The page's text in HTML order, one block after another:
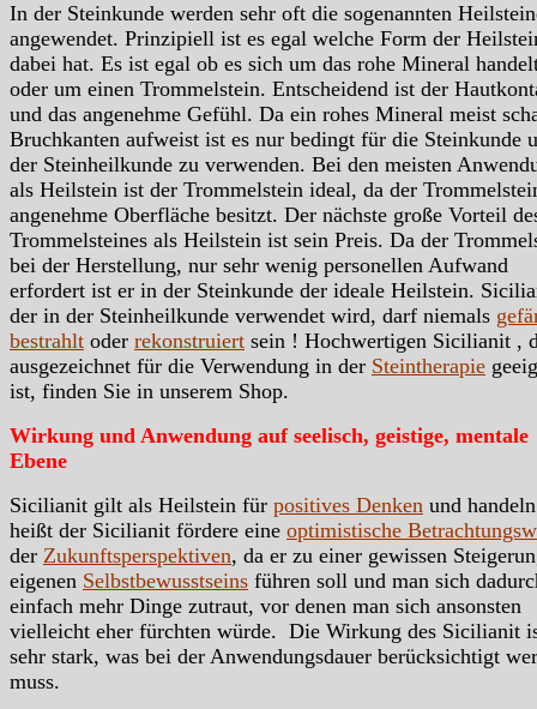
In der Steinkunde werden sehr oft die sogenannten
angewendet. Prinzipiell ist es egal welche Form der
dabei hat. Es ist egal ob es sich um das rohe Mineral
oder um einen Trommelstein. Entscheidend ist der
und das angenehme Gefühl. Da ein rohes Mineral meist
Bruchkanten aufweist ist es nur bedingt für die Steinkunde
der Steinheilkunde zu verwenden. Bei den meisten
als Heilstein ist der Trommelstein ideal, da der
angenehme Oberfläche besitzt. Der nächste große Vorteil
Trommelsteines als Heilstein ist sein Preis. Da der
bei der Herstellung, nur sehr wenig personellen Aufwand
erfordert ist er in der Steinkunde der ideale Heilstein.
der in der Steinheilkunde verwendet wird, darf niemals
bestrahlt oder rekonstruiert sein ! Hochwertigen Sicilianit ,
ausgezeichnet für die Verwendung in der Steintherapie
ist, finden Sie in unserem Shop.
Wirkung und Anwendung auf seelisch, geistige, mentale
Ebene
Sicilianit gilt als Heilstein für positives Denken und
heißt der Sicilianit fördere eine optimistische
der Zukunftsperspektiven, da er zu einer gewissen
eigenen Selbstbewusstseins führen soll und man sich
einfach mehr Dinge zutraut, vor denen man sich ansonsten
vielleicht eher fürchten würde. Die Wirkung des Sicilianit
sehr stark, was bei der Anwendungsdauer berücksichtigt
muss.